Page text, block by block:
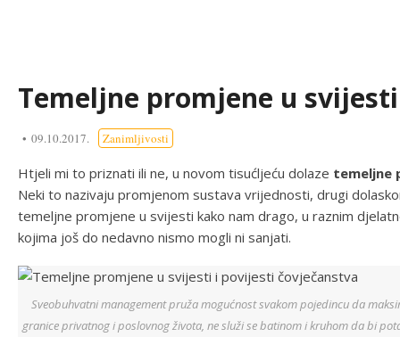
Temeljne promjene u
09.10.2017. Zanimljivosti
Htjeli mi to priznati ili ne, u novom tisućljeću dolaze temeljne
Neki to nazivaju promjenom sustava vrijednosti, drugi
temeljne promjene u svijesti kako nam drago, u raznim
kojima još do nedavno nismo mogli ni sanjati.
Sveobuhvatni management pruža mogućnost svakom pojedincu da
granice privatnog i poslovnog života, ne služi se batinom i kruhom da bi